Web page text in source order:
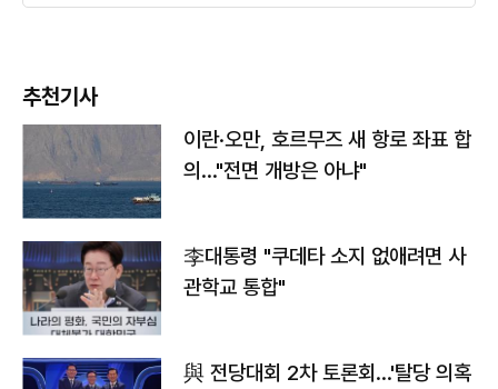
추천기사
이란·오만, 호르무즈 새 항로 좌표 합
의…"전면 개방은 아냐"
李대통령 "쿠데타 소지 없애려면 사
관학교 통합"
與 전당대회 2차 토론회…'탈당 의혹